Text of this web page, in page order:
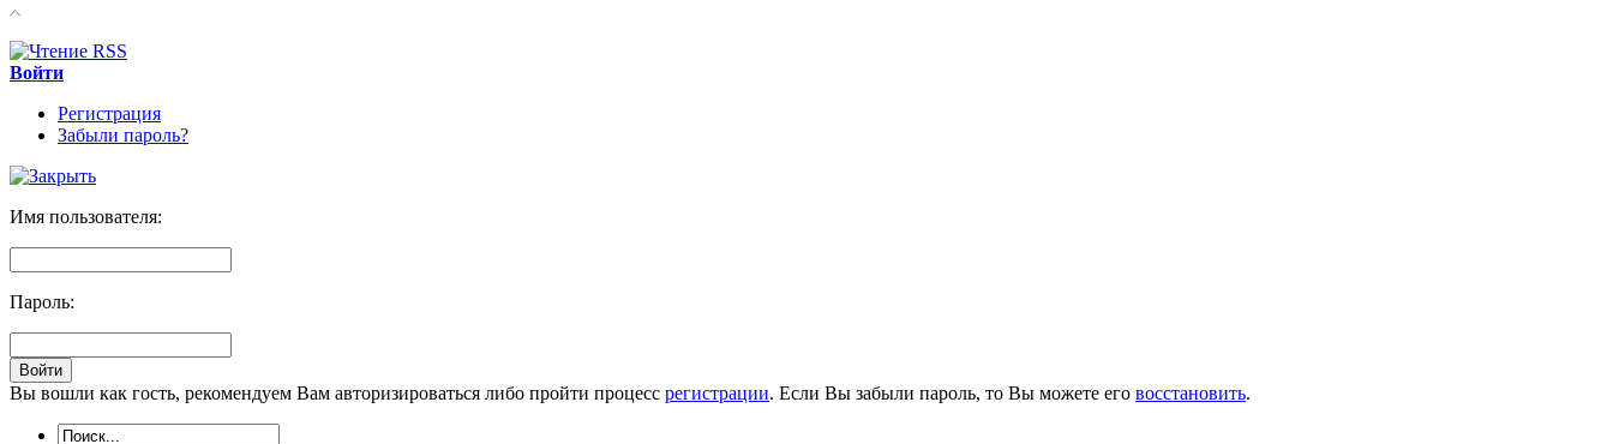
Войти
Регистрация
Забыли пароль?
Имя пользователя:
Пароль:
Вы вошли как гость, рекомендуем Вам авторизироваться либо пройти процесс регистрации. Если Вы забыли пароль, то Вы можете его восстановить.